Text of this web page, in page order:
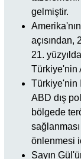
gelmiştir.
açısından,
21.
Türkiye'nin
Türkiye'nin
ABD dış
bölgede
önlenmesi
Sayın